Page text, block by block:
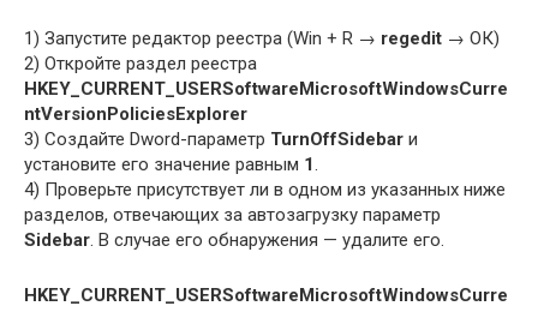
1) Запустите редактор реестра (Win + R → regedit → ОК)
2) Откройте раздел реестра
HKEY_CURRENT_USERSoftwareMicrosoftWindowsCurre
ntVersionPoliciesExplorer
3) Создайте Dword-параметр TurnOffSidebar и
установите его значение равным 1.
4) Проверьте присутствует ли в одном из указанных ниже
разделов, отвечающих за автозагрузку параметр
Sidebar. В случае его обнаружения — удалите его.
HKEY_CURRENT_USERSoftwareMicrosoftWindowsCurre